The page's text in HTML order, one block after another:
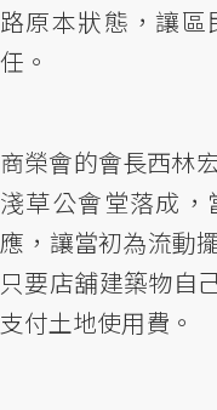
路原本狀態，讓
任。
商榮會的會長西林
淺草公會堂落成
應，讓當初為流動
只要店舖建築物自
支付土地使用費。